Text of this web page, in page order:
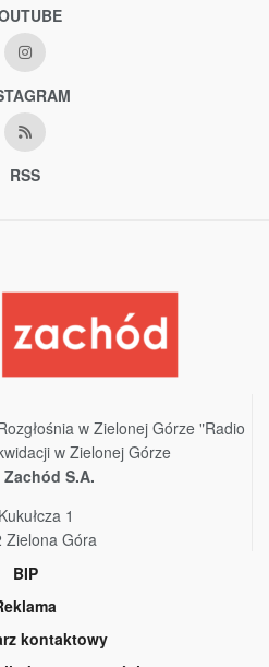
RSS
w Zielonej Górze "Radio
w Zielonej Górze
S.A.
1
Zielona Góra
BIP
kontaktowy